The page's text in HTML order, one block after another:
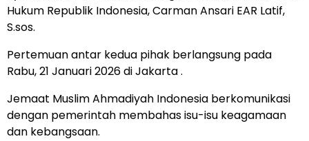
Hukum Republik Indonesia, Carman Ansari EAR Latif,
S.sos.
Pertemuan antar kedua pihak berlangsung pada
Rabu, 21 Januari 2026 di Jakarta .
Jemaat Muslim Ahmadiyah Indonesia berkomunikasi
dengan pemerintah membahas isu-isu keagamaan
dan kebangsaan.